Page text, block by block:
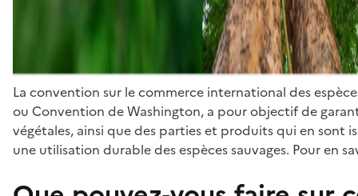
La convention sur le commerce international des
ou Convention de Washington, a pour objectif de
végétales, ainsi que des parties et produits qui en sont
une utilisation durable des espèces sauvages. Pour en